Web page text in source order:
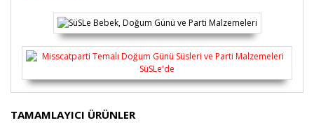
Bu ürünün fiyat bilgisi, resim, ürün açıklamalarında ve
diğer konularda yetersiz gördüğünüz noktaları öneri
TAMAMLAYICI ÜRÜNLER